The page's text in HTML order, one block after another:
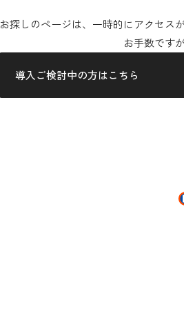
お探しのページは、一時的にアクセス
お手数です
導入ご検討中の方はこちら